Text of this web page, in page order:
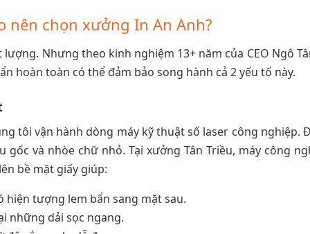
nên chọn xưởng In An Anh?
Nhưng theo kinh nghiệm 13+ năm của CEO Ngô
hoàn toàn có thể đảm bảo song hành cả 2 yếu tố này.
tôi vận hành dòng máy kỹ thuật số laser công nghiệp.
gốc và nhòe chữ nhỏ. Tại xưởng Tân Triều, máy công
bề mặt giấy giúp:
hiện tượng lem bẩn sang mặt sau.
những dải sọc ngang.